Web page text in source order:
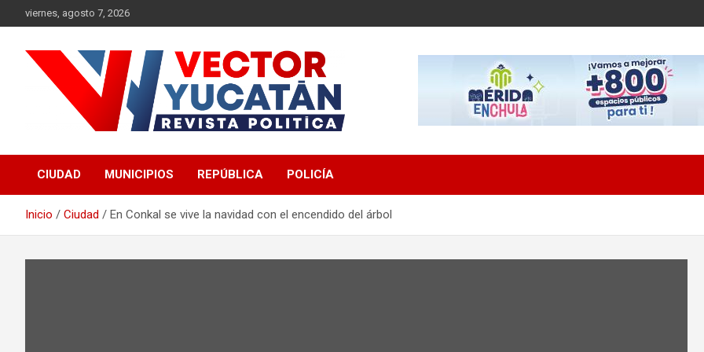
al
viernes, agosto 7, 2026
Vector Yucatán
CIUDAD MUNICIPIOS REPÚBLICA POLICÍA
Inicio Ciudad En Conkal se vive la navidad con el encendido del árbol